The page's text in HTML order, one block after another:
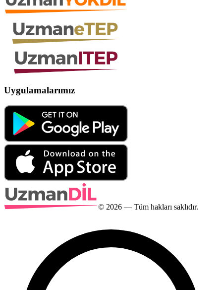
Uygulamalarımız
© 2026 — Tüm hakları saklıdır.